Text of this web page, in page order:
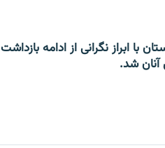
با ابراز نگرانی از ادامه بازداشت
آنان شد.